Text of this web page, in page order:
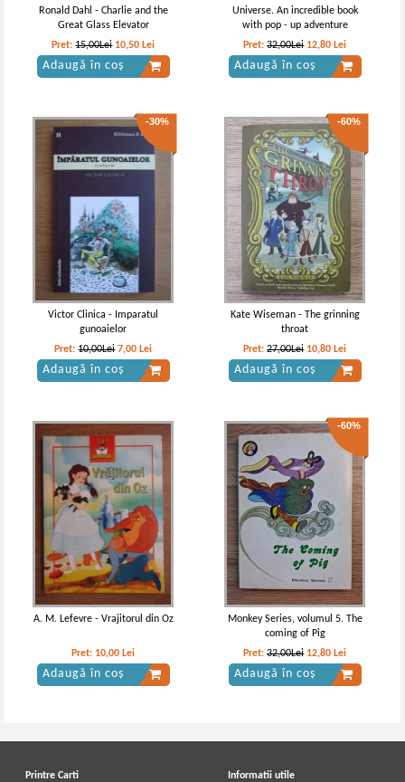
Jack London - Chemarea
strabunilor
Jack London - Chemarea
strabunilor
Jack London - Chemarea
strabunilor
Jack London - Chemarea
strabunilor
Ronald Dahl - Charlie and the
Great Glass Elevator
Pret:15,00Lei 10,50 Lei
Adaugă în coș
Universe. An incredible book
with pop - up adventure
Pret:32,00Lei 12,80 Lei
Adaugă în coș
-30%
Victor Clinica - Imparatul
gunoaielor
Pret:10,00Lei 7,00 Lei
Adaugă în coș
-60%
Kate Wiseman - The grinning
throat
Pret:27,00Lei 10,80 Lei
Adaugă în coș
A. M. Lefevre - Vrajitorul din Oz
Pret: 10,00 Lei
Adaugă în coș
-60%
Monkey Series, volumul 5. The
coming of Pig
Pret:32,00Lei 12,80 Lei
Adaugă în coș
Printre Carti Informatii utile